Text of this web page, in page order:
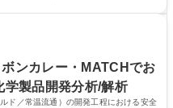
す。既存商品にとらわれず、独
統的なパイオニア精神によるも
学 語学力： 資格：
ボンカレー・MATCHでお
学製品開発分析/解析
ド／常温流通）の開発工程における安全